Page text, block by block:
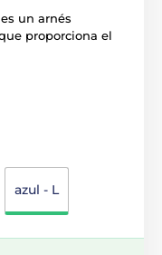
es un arnés
proporciona el
azul - L